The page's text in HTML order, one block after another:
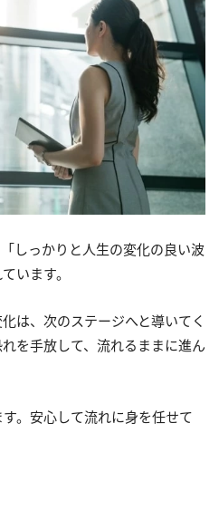
しっかりと人生の変化の良い波
います。
は、次のステージへと導いてく
を手放して、流れるままに進ん
。安心して流れに身を任せて